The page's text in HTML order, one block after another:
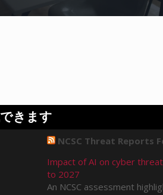
きます
NCSC Threat Reports
Impact of AI on cyber
to 2027
An NCSC assessment